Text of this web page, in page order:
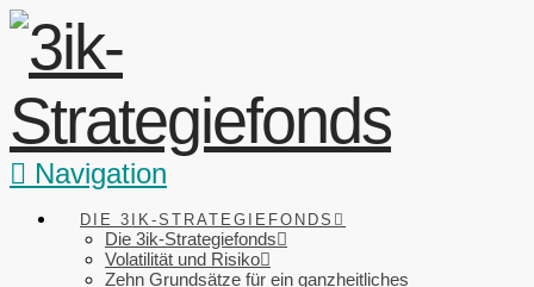
Navigation
DIE 3IK-STRATEGIEFONDS
Die 3ik-Strategiefonds
Volatilität und Risiko
Zehn Grundsätze für ein ganzheitliches